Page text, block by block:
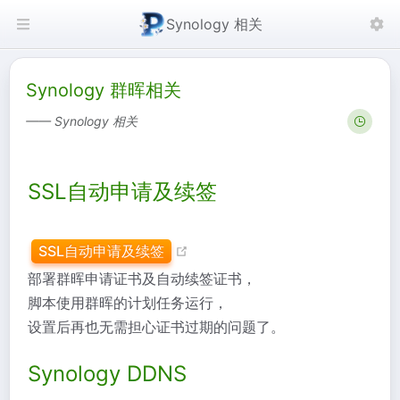
Synology 相关
Synology 群晖相关
—— Synology 相关
SSL自动申请及续签
SSL自动申请及续签
部署群晖申请证书及自动续签证书，
脚本使用群晖的计划任务运行，
设置后再也无需担心证书过期的问题了。
Synology DDNS